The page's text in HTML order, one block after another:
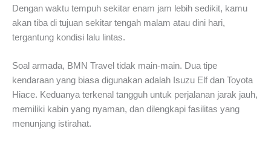
Dengan waktu tempuh sekitar enam jam lebih sedikit, kamu
akan tiba di tujuan sekitar tengah malam atau dini hari,
tergantung kondisi lalu lintas.
Soal armada, BMN Travel tidak main-main. Dua tipe
kendaraan yang biasa digunakan adalah Isuzu Elf dan Toyota
Hiace. Keduanya terkenal tangguh untuk perjalanan jarak jauh,
memiliki kabin yang nyaman, dan dilengkapi fasilitas yang
menunjang istirahat.